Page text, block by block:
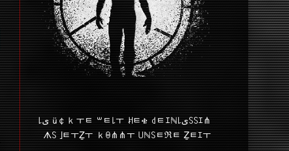
⋔ｴ꒚꒚ﻯ꒒ü￠ｋￓﾼ ꒳ﾼ꒒ￓ ꎧﾼቄ ꒯ﾼｴℕ ﻯ꒒
ᗑ꒚ ｣ﾼￓẔￓ ｋꑙ⋔⋔ￓ ꒤ℕ꒚ﾼℜﾼ Ẕﾼｴￓ